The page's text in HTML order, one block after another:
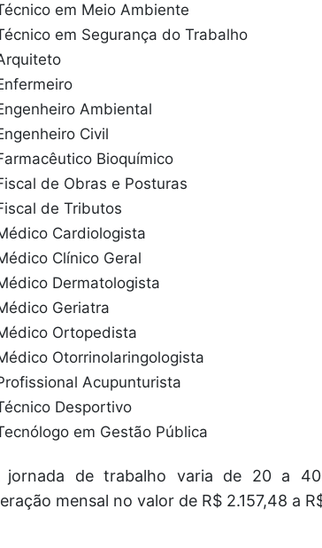
em Meio Ambiente
em Segurança do Trabalho
Ambiental
Civil
Bioquímico
de Obras e Posturas
de Tributos
Cardiologista
Clínico Geral
Dermatologista
Geriatra
Ortopedista
Otorrinolaringologista
Acupunturista
Desportivo
em Gestão Pública
jornada de trabalho varia de 20 a 40
mensal no valor de R$ 2.157,48 a